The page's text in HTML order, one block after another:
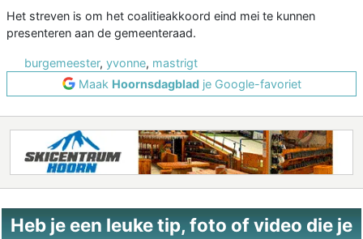
Het streven is om het coalitieakkoord eind mei te kunnen
presenteren aan de gemeenteraad.
burgemeester, yvonne, mastrigt
Maak Hoornsdagbladje Google-favoriet
Heb je een leuke tip, foto of video die je